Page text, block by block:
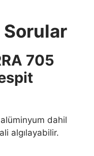
Sorular
705
dahil
algılayabilir.